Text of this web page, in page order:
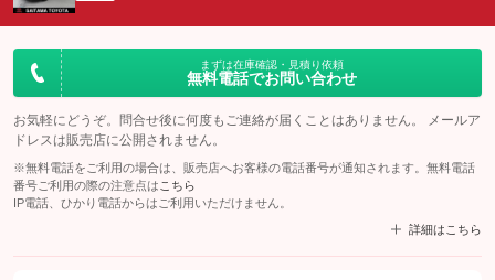
まずは在庫確認・見積り依頼
無料電話でお問い合わせ
お気軽にどうぞ。問合せ後に何度もご連絡が届くことはありません。 メールア
ドレスは販売店に公開されません。
※無料電話をご利用の場合は、販売店へお客様の電話番号が通知されます。無料電話
番号ご利用の際の注意点は こちら
IP電話、ひかり電話からはご利用いただけません。
詳細はこちら